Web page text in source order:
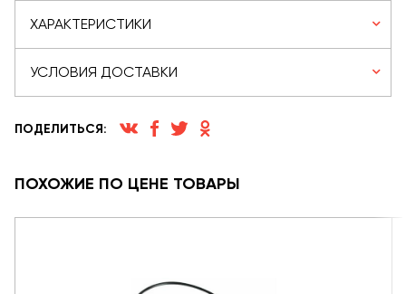
ХАРАКТЕРИСТИКИ
УСЛОВИЯ ДОСТАВКИ
ПОДЕЛИТЬСЯ:
ПОХОЖИЕ ПО ЦЕНЕ ТОВАРЫ